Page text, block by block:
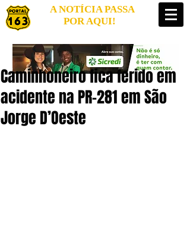
A NOTÍCIA PASSA
POR AQUI!
Caminhoneiro fica ferido em
acidente na PR-281 em São
Jorge D’Oeste